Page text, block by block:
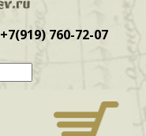
+7(919) 760-72-07